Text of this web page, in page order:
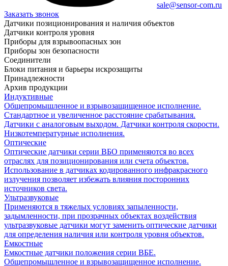
sale@sensor-com.ru
Заказать звонок
Датчики позиционирования и наличия объектов
Датчики контроля уровня
Приборы для взрывоопасных зон
Приборы зон безопасности
Соединители
Блоки питания и барьеры искрозащиты
Принадлежности
Архив продукции
Индуктивные
Общепромышленное и взрывозащищенное исполнение.
Стандартное и увеличенное расстояние срабатывания.
Датчики с аналоговым выходом. Датчики контроля скорости.
Низкотемпературные исполнения.
Оптические
Оптические датчики серии ВБО применяются во всех
отраслях для позиционирования или счета объектов.
Использование в датчиках кодированного инфракрасного
излучения позволяет избежать влияния посторонних
источников света.
Ультразвуковые
Применяются в тяжелых условиях запыленности,
задымленности, при прозрачных объектах воздействия
ультразвуковые датчики могут заменить оптические датчики
для определения наличия или контроля уровня объектов.
Емкостные
Емкостные датчики положения серии ВБЕ.
Общепромышленное и взрывозащищенное исполнение.